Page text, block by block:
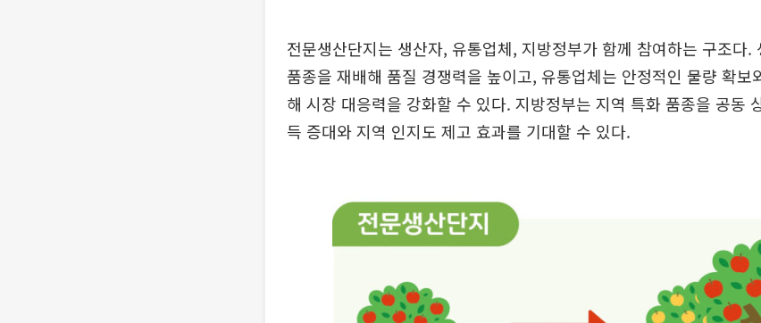
전문생산단지는 생산자, 유통업체, 지방정부가 함께 참여하는 구조다.
품종을 재배해 품질 경쟁력을 높이고, 유통업체는 안정적인 물량 확보
해 시장 대응력을 강화할 수 있다. 지방정부는 지역 특화 품종을 공동
득 증대와 지역 인지도 제고 효과를 기대할 수 있다.